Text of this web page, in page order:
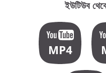
ইউটিউব